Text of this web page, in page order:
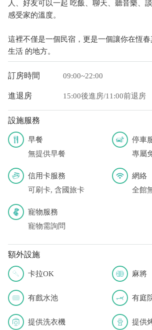
人、好友可以一起 吃飯、聊天、聽音樂、
感受家的溫度。
這裡不僅是一個民宿，更是一個讓你在恆
生活 的地方。
訂房時間 09:00~22:00
進退房 15:00後進房/11:00前退房
設施服務
早餐
無提供早餐
停車
專屬
信用卡服務
可刷卡, 含國旅卡
網絡
全館
寵物服務
寵物需詢問
額外設施
卡拉OK 麻將
有戲水池 有庭
提供洗衣機 提供